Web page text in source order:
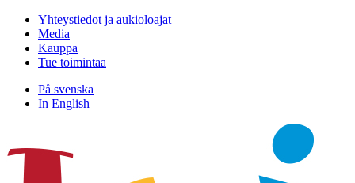
Hyppää
sisältöön
Yhteystiedot ja aukioloajat
Media
Kauppa
Tue toimintaa
På svenska
In English